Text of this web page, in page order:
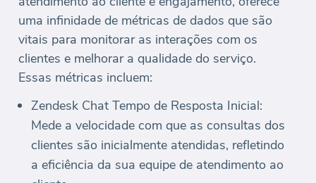
uma infinidade de métricas de dados que são
vitais para monitorar as interações com os
clientes e melhorar a qualidade do serviço.
Essas métricas incluem:
Zendesk Chat Tempo de Resposta Inicial:
Mede a velocidade com que as consultas dos
clientes são inicialmente atendidas, refletindo
a eficiência da sua equipe de atendimento ao